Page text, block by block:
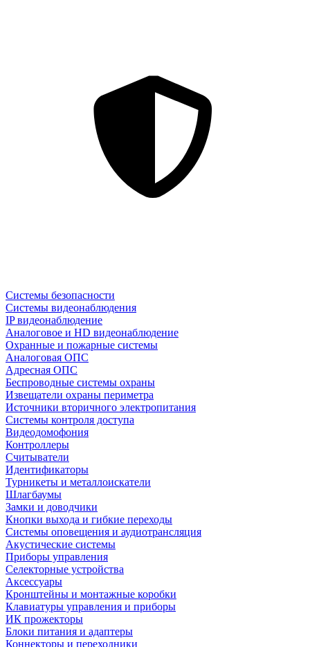
Системы безопасности
Системы видеонаблюдения
IP видеонаблюдение
Аналоговое и HD видеонаблюдение
Охранные и пожарные системы
Аналоговая ОПС
Адресная ОПС
Беспроводные системы охраны
Извещатели охраны периметра
Источники вторичного электропитания
Системы контроля доступа
Видеодомофония
Контроллеры
Считыватели
Идентификаторы
Турникеты и металлоискатели
Шлагбаумы
Замки и доводчики
Кнопки выхода и гибкие переходы
Системы оповещения и аудиотрансляция
Акустические системы
Приборы управления
Селекторные устройства
Аксессуары
Кронштейны и монтажные коробки
Клавиатуры управления и приборы
ИК прожекторы
Блоки питания и адаптеры
Коннекторы и переходники